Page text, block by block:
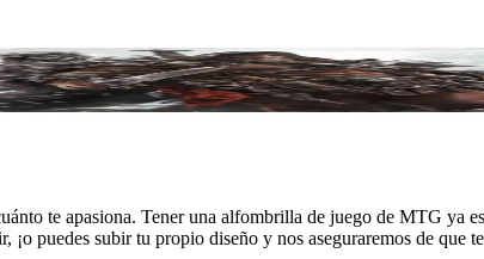
te apasiona. Tener una alfombrilla de juego de MTG ya
puedes subir tu propio diseño y nos aseguraremos de que